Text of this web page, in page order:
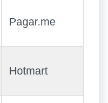
Pagar.me
Hotmart